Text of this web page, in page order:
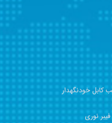
کابل خودنگهدار
نوری